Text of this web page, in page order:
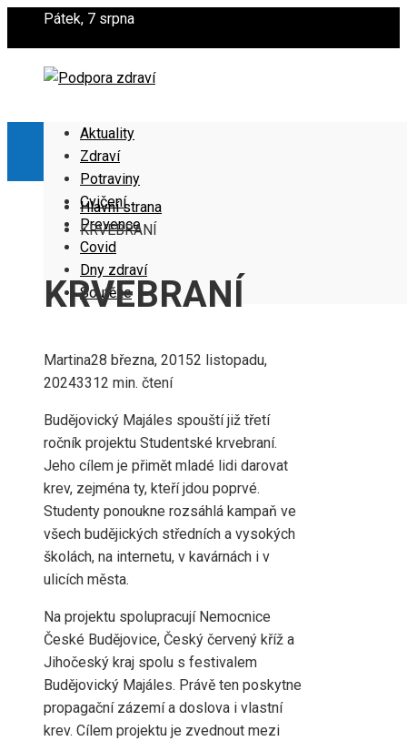
Pátek, 7 srpna
Aktuality
Zdraví
Potraviny
Cvičení
Prevence
Covid
Dny zdraví
Soutěže
Hlavní strana
KRVEBRANÍ
KRVEBRANÍ
Martina28 března, 20152 listopadu,
20243312 min. čtení
Budějovický Majáles spouští již třetí
ročník projektu Studentské krvebraní.
Jeho cílem je přimět mladé lidi darovat
krev, zejména ty, kteří jdou poprvé.
Studenty ponoukne rozsáhlá kampaň ve
všech budějických středních a vysokých
školách, na internetu, v kavárnách i v
ulicích města.
Na projektu spolupracují Nemocnice
České Budějovice, Český červený kříž a
Jihočeský kraj spolu s festivalem
Budějovický Majáles. Právě ten poskytne
propagační zázemí a doslova i vlastní
krev. Cílem projektu je zvednout mezi